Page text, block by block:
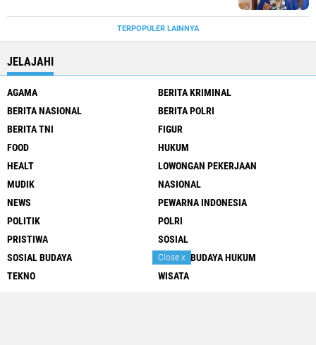
TERPOPULER LAINNYA
JELAJAHI
AGAMA
BERITA KRIMINAL
BERITA NASIONAL
BERITA POLRI
BERITA TNI
FIGUR
FOOD
HUKUM
HEALT
LOWONGAN PEKERJAAN
MUDIK
NASIONAL
NEWS
PEWARNA INDONESIA
POLITIK
POLRI
PRISTIWA
SOSIAL
SOSIAL BUDAYA
SOSIAL BUDAYA HUKUM
TEKNO
WISATA
Close x